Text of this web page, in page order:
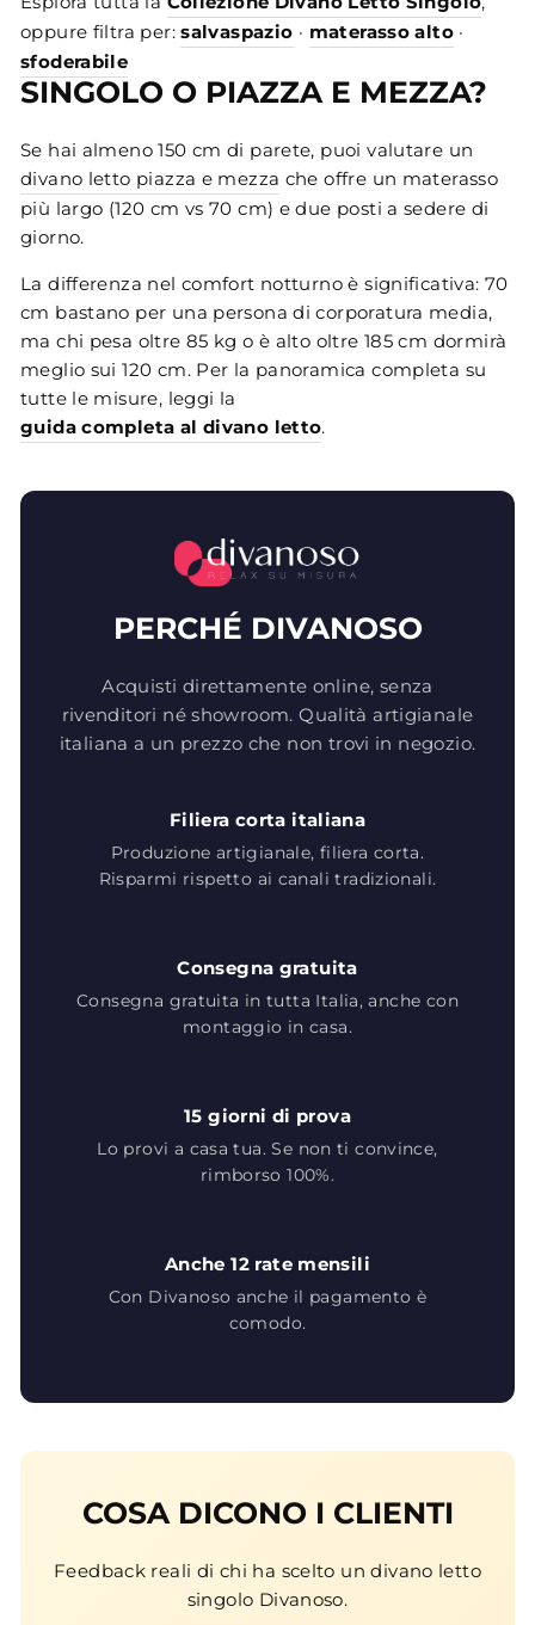
oppure filtra per:salvaspazio · materasso alto ·
sfoderabile
SINGOLO O PIAZZA E MEZZA?
Se hai almeno 150 cm di parete, puoi valutare un
divano letto piazza e mezza che offre un materasso
più largo (120 cm vs 70 cm) e due posti a sedere di
giorno.
La differenza nel comfort notturno è significativa: 70
cm bastano per una persona di corporatura media,
ma chi pesa oltre 85 kg o è alto oltre 185 cm dormirà
meglio sui 120 cm. Per la panoramica completa su
tutte le misure, leggi la
guida completa al divano letto.
PERCHÉ DIVANOSO
Acquisti direttamente online, senza
rivenditori né showroom. Qualità artigianale
italiana a un prezzo che non trovi in negozio.
Filiera corta italiana
Produzione artigianale, filiera corta.
Risparmi rispetto ai canali tradizionali.
Consegna gratuita
Consegna gratuita in tutta Italia, anche con
montaggio in casa.
15 giorni di prova
Lo provi a casa tua. Se non ti convince,
rimborso 100%.
Anche 12 rate mensili
Con Divanoso anche il pagamento è
comodo.
COSA DICONO I CLIENTI
Feedback reali di chi ha scelto un divano letto
singolo Divanoso.